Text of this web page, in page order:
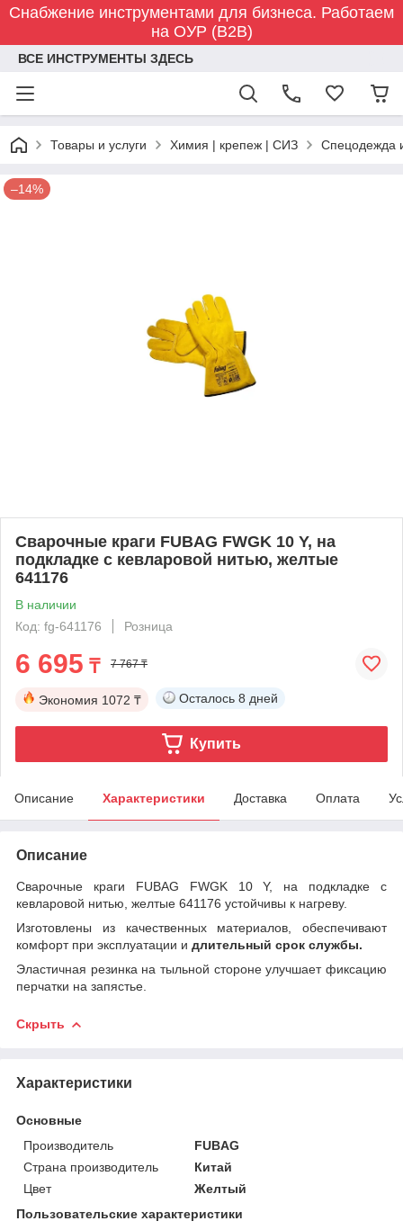
Снабжение инструментами для бизнеса. Работаем
на ОУР (B2B)
ВСЕ ИНСТРУМЕНТЫ ЗДЕСЬ
Товары и услуги Химия | крепеж | СИЗ Спецодежда
–14%
Сварочные краги FUBAG FWGK 10 Y, на
подкладке с кевларовой нитью, желтые
641176
В наличии
Код: fg-641176
Розница
6 695 ₸ 7 767 ₸
Экономия 1072 ₸ Осталось 8 дней
Купить
Описание Характеристики Доставка Оплата
Описание
Сварочные краги FUBAG FWGK 10 Y, на подкладке с
кевларовой нитью, желтые 641176 устойчивы к нагреву.
Изготовлены из качественных материалов, обеспечивают
комфорт при эксплуатации и длительный срок службы.
Эластичная резинка на тыльной стороне улучшает фиксацию
перчатки на запястье.
Скрыть
Характеристики
Основные
Производитель
FUBAG
Страна производитель
Китай
Цвет
Желтый
Пользовательские характеристики